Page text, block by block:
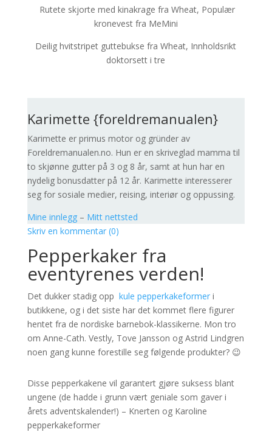
Rutete skjorte med kinakrage fra Wheat, Populær
kronevest fra MeMini
Deilig hvitstripet guttebukse fra Wheat, Innholdsrikt
doktorsett i tre
Karimette {foreldremanualen}
Karimette er primus motor og gründer av
Foreldremanualen.no. Hun er en skriveglad mamma til
to skjønne gutter på 3 og 8 år, samt at hun har en
nydelig bonusdatter på 12 år. Karimette interesserer
seg for sosiale medier, reising, interiør og oppussing.
Mine innlegg– Mitt nettsted
Skriv en kommentar (0)
Pepperkaker fra
eventyrenes verden!
Det dukker stadig opp kule pepperkakeformeri
butikkene, og i det siste har det kommet flere figurer
hentet fra de nordiske barnebok-klassikerne. Mon tro
om Anne-Cath. Vestly, Tove Jansson og Astrid Lindgren
noen gang kunne forestille seg følgende produkter? 😉
Disse pepperkakene vil garantert gjøre suksess blant
ungene (de hadde i grunn vært geniale som gaver i
årets adventskalender!) – Knerten og Karoline
pepperkakeformer